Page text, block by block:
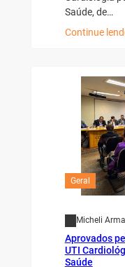
Saúde, de…
Continue
Geral
Micheli
Aprovados
UTI
Saúde